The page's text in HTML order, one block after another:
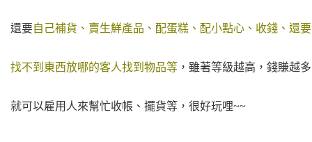
還要自己補貨、賣生鮮產品、配蛋糕、配小點心、收錢、還
找不到東西放哪的客人找到物品等 ，雖著等級越高，錢賺越多
就可以雇用人來幫忙收帳、擺貨等，很好玩哩~~